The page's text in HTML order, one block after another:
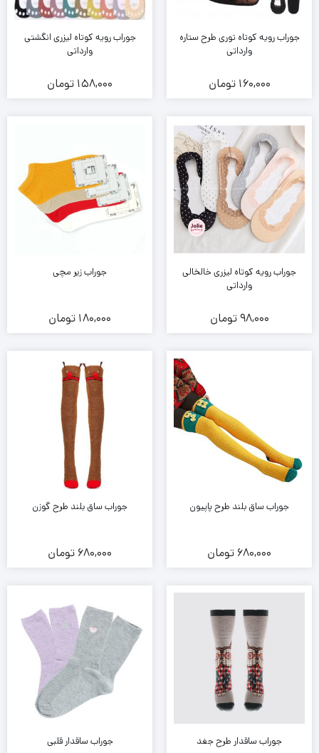
جوراب رویه کوتاه توری طرح ستاره
وارداتی
160,000 تومان
جوراب رویه کوتاه لیزری انگشتی
وارداتی
158,000 تومان
جوراب رویه کوتاه لیزری خالخالی
وارداتی
98,000تومان
جوراب زیر مچی
180,000 تومان
جوراب ساق بلند طرح پاپیون
680,000 تومان
جوراب ساق بلند طرح گوزن
680,000 تومان
جوراب ساقدار طرح جغد جوراب ساقدار قلبی